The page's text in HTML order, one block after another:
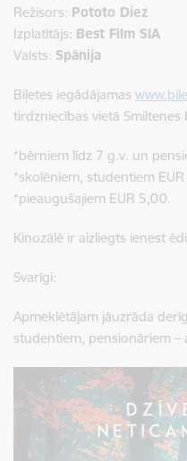
Režisors: Pototo Díez
Izplatītājs: Best Film SIA
Valsts: Spānija
Biļetes iegādājamas
tirdzniecības vietā
*bērniem līdz 7 g.v. un
*skolēniem, studentiem
*pieaugušajiem EUR 5,00.
Kinozālē ir aizliegts ienest
Svarīgi:
Apmeklētājam jāuzrāda
studentiem, pensionāriem –